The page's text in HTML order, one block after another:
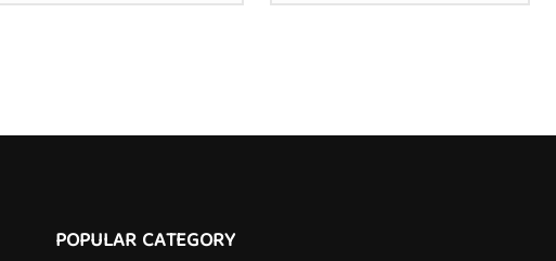
POPULAR CATEGORY